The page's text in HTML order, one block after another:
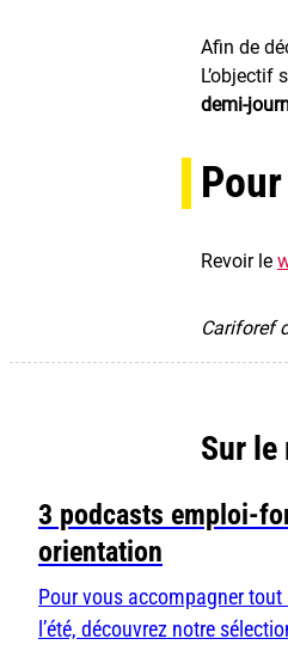
Afin de
L’objectif
demi-
Revoir le
Cariforef
Sur le
3 podcasts emploi-
orientation
Pour vous accompagner tout
l’été, découvrez notre